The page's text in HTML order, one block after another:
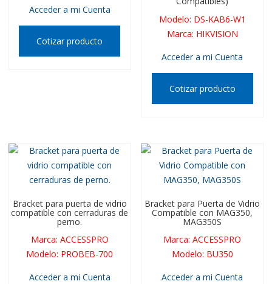
Acceder a mi Cuenta
Cotizar producto
Modelo: DS-KAB6-W1
Marca: HIKVISION
Acceder a mi Cuenta
Cotizar producto
Bracket para puerta de vidrio
compatible con cerraduras de
perno.
Marca: ACCESSPRO
Modelo: PROBEB-700
Acceder a mi Cuenta
Bracket para Puerta de Vidrio
Compatible con MAG350,
MAG350S
Marca:ACCESSPRO
Modelo: BU350
Acceder a mi Cuenta